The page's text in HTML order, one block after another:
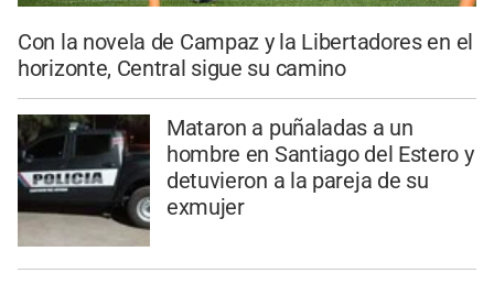
Con la novela de Campaz y la Libertadores en el
horizonte, Central sigue su camino
Mataron a puñaladas a un
hombre en Santiago del Estero y
detuvieron a la pareja de su
exmujer